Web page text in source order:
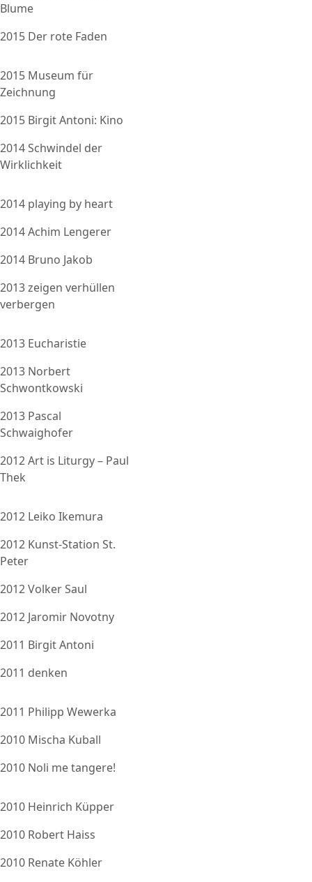
Blume
2015 Der rote Faden
2015 Museum für
Zeichnung
2015 Birgit Antoni: Kino
2014 Schwindel der
Wirklichkeit
2014 playing by heart
2014 Achim Lengerer
2014 Bruno Jakob
2013 zeigen verhüllen
verbergen
2013 Eucharistie
2013 Norbert
Schwontkowski
2013 Pascal
Schwaighofer
2012 Art is Liturgy – Paul
Thek
2012 Leiko Ikemura
2012 Kunst-Station St.
Peter
2012 Volker Saul
2012 Jaromir Novotny
2011 Birgit Antoni
2011 denken
2011 Philipp Wewerka
2010 Mischa Kuball
2010 Noli me tangere!
2010 Heinrich Küpper
2010 Robert Haiss
2010 Renate Köhler